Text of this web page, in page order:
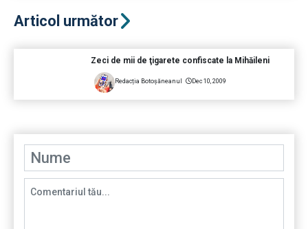
Articol următor
Zeci de mii de ţigarete confiscate la Mihăileni
Redacția Botoșăneanul Dec 10, 2009